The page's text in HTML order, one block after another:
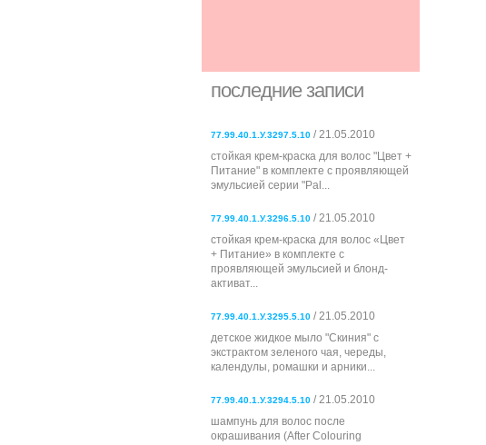
последние записи
77.99.40.1.У.3297.5.10 / 21.05.2010
стойкая крем-краска для волос "Цвет +
Питание" в комплекте с проявляющей
эмульсией серии "Pal...
77.99.40.1.У.3296.5.10 / 21.05.2010
стойкая крем-краска для волос «Цвет
+ Питание» в комплекте с
проявляющей эмульсией и блонд-
активат...
77.99.40.1.У.3295.5.10 / 21.05.2010
детское жидкое мыло "Скиния" с
экстрактом зеленого чая, череды,
календулы, ромашки и арники...
77.99.40.1.У.3294.5.10 / 21.05.2010
шампунь для волос после
окрашивания (After Colouring